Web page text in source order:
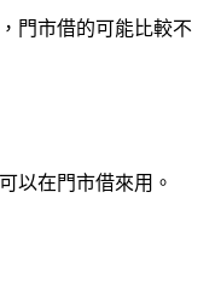
門市借的可能比較不
以在門市借來用。